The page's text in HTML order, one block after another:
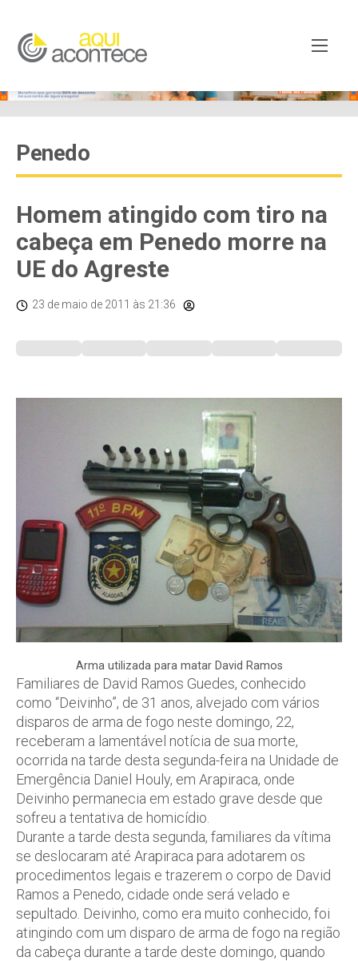
Penedo
Homem atingido com tiro na
cabeça em Penedo morre na
UE do Agreste
23 de maio de 2011 às 21:36
Arma utilizada para matar David Ramos
Familiares de David Ramos Guedes, conhecido
como “Deivinho”, de 31 anos, alvejado com vários
disparos de arma de fogo neste domingo, 22,
receberam a lamentável notícia de sua morte,
ocorrida na tarde desta segunda-feira na Unidade de
Emergência Daniel Houly, em Arapiraca, onde
Deivinho permanecia em estado grave desde que
sofreu a tentativa de homicídio.
Durante a tarde desta segunda, familiares da vítima
se deslocaram até Arapiraca para adotarem os
procedimentos legais e trazerem o corpo de David
Ramos a Penedo, cidade onde será velado e
sepultado. Deivinho, como era muito conhecido, foi
atingindo com um disparo de arma de fogo na região
da cabeça durante a tarde deste domingo, quando